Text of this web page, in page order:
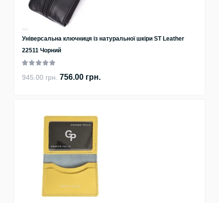
Універсальна ключниця із натуральної шкіри ST Leather
22511 Чорний
945.00 грн. 756.00 грн.